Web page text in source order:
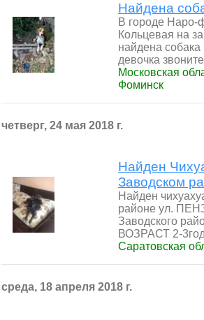
Найдена
В городе Наро-
Кольцевая на
найдена собака
девочка
Московская
Фоминск
четверг, 24 мая 2018 г.
Найден
Заводском
Найден
районе ул.
Заводского
ВОЗРАСТ 2-
Саратовская
среда, 18 апреля 2018 г.